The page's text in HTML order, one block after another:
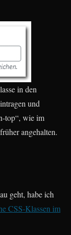
in den
und
top“, wie im
angehalten.
geht, habe ich
CSS-Klassen im